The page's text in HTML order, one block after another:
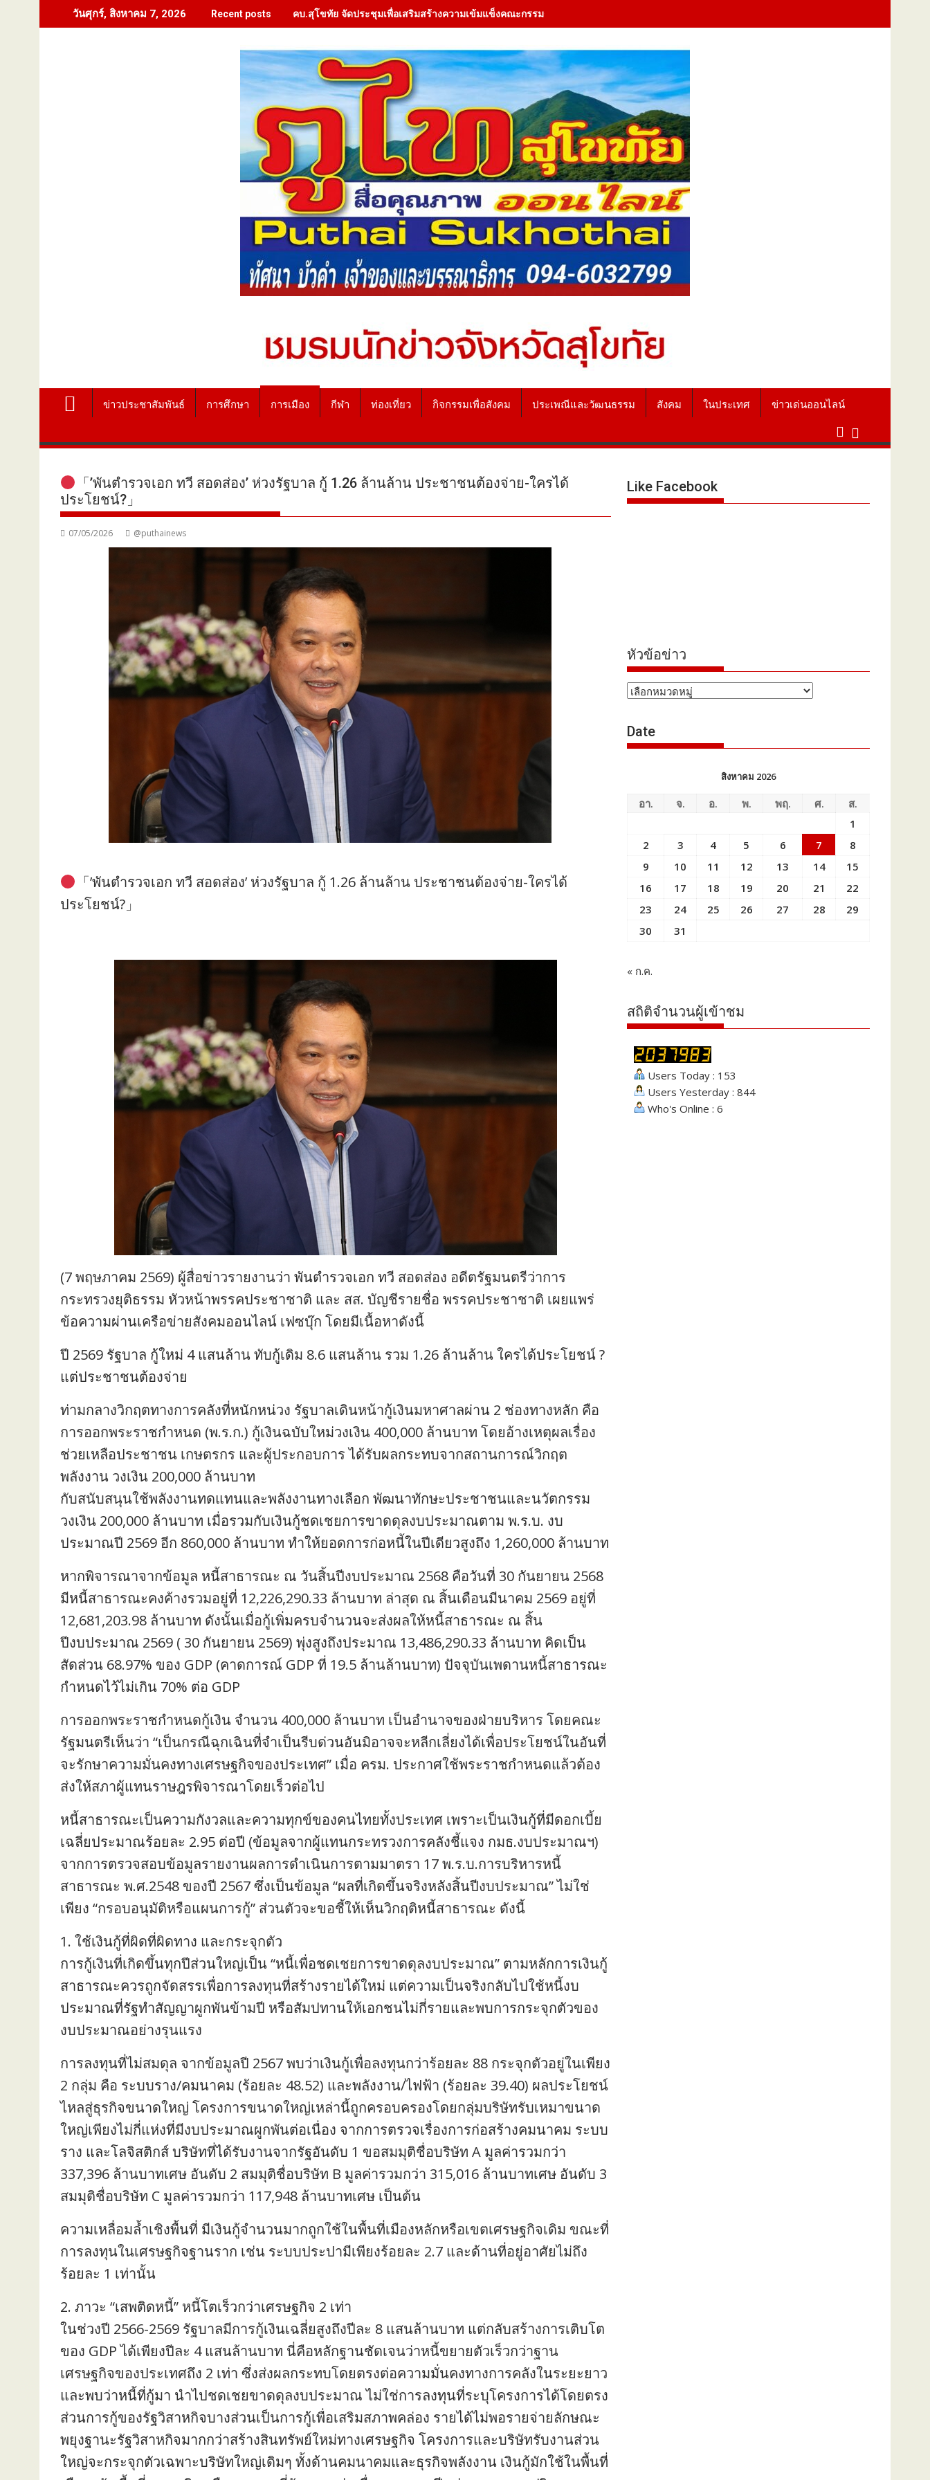
to
วันศุกร์, สิงหาคม 7, 2026 Recent posts คบ.สุโขทัย จัดประชุมเพื่อเสริมสร้างความเข้มแข็งคณะกรรมการ (JMC) ในการบริหารจัดการน้ำชลประทานของโครงการ ประจำปึงบประมาณ พ.ศ. 2569
ข่าวประชาสัมพันธ์ การศึกษา การเมือง กีฬา ท่องเที่ยว กิจกรรมเพื่อสังคม ประเพณีและวัฒนธรรม สังคม ในประเทศ ข่าวเด่นออนไลน์
「’พันตำรวจเอก ทวี สอดส่อง’ ห่วงรัฐบาล กู้ 1.26 ล้านล้าน ประชาชนต้องจ่าย-ใครได้
ประโยชน์?」
07/05/2026 @puthainews
「’พันตำรวจเอก ทวี สอดส่อง’ ห่วงรัฐบาล กู้ 1.26 ล้านล้าน ประชาชนต้องจ่าย-ใครได้
ประโยชน์?」
(7 พฤษภาคม 2569) ผู้สื่อข่าวรายงานว่า พันตำรวจเอก ทวี สอดส่อง อดีตรัฐมนตรีว่าการ
กระทรวงยุติธรรม หัวหน้าพรรคประชาชาติ และ สส. บัญชีรายชื่อ พรรคประชาชาติ เผยแพร่
ข้อความผ่านเครือข่ายสังคมออนไลน์ เฟซบุ๊ก โดยมีเนื้อหาดังนี้
ปี 2569 รัฐบาล กู้ใหม่ 4 แสนล้าน ทับกู้เดิม 8.6 แสนล้าน รวม 1.26 ล้านล้าน ใครได้ประโยชน์ ?
แต่ประชาชนต้องจ่าย
ท่ามกลางวิกฤตทางการคลังที่หนักหน่วง รัฐบาลเดินหน้ากู้เงินมหาศาลผ่าน 2 ช่องทางหลัก คือ
การออกพระราชกำหนด (พ.ร.ก.) กู้เงินฉบับใหม่วงเงิน 400,000 ล้านบาท โดยอ้างเหตุผลเรื่อง
ช่วยเหลือประชาชน เกษตรกร และผู้ประกอบการ ได้รับผลกระทบจากสถานการณ์วิกฤต
พลังงาน วงเงิน 200,000 ล้านบาท
กับสนับสนุนใช้พลังงานทดแทนและพลังงานทางเลือก พัฒนาทักษะประชาชนและนวัตกรรม
วงเงิน 200,000 ล้านบาท เมื่อรวมกับเงินกู้ชดเชยการขาดดุลงบประมาณตาม พ.ร.บ. งบ
ประมาณปี 2569 อีก 860,000 ล้านบาท ทำให้ยอดการก่อหนี้ในปีเดียวสูงถึง 1,260,000 ล้านบาท
หากพิจารณาจากข้อมูล หนี้สาธารณะ ณ วันสิ้นปีงบประมาณ 2568 คือวันที่ 30 กันยายน 2568
มีหนี้สาธารณะคงค้างรวมอยู่ที่ 12,226,290.33 ล้านบาท ล่าสุด ณ สิ้นเดือนมีนาคม 2569 อยู่ที่
12,681,203.98 ล้านบาท ดังนั้นเมื่อกู้เพิ่มครบจำนวนจะส่งผลให้หนี้สาธารณะ ณ สิ้น
ปีงบประมาณ 2569 ( 30 กันยายน 2569) พุ่งสูงถึงประมาณ 13,486,290.33 ล้านบาท คิดเป็น
สัดส่วน 68.97% ของ GDP (คาดการณ์ GDP ที่ 19.5 ล้านล้านบาท) ปัจจุบันเพดานหนี้สาธารณะ
กำหนดไว้ไม่เกิน 70% ต่อ GDP
การออกพระราชกำหนดกู้เงิน จำนวน 400,000 ล้านบาท เป็นอำนาจของฝ่ายบริหาร โดยคณะ
รัฐมนตรีเห็นว่า “เป็นกรณีฉุกเฉินที่จำเป็นรีบด่วนอันมิอาจจะหลีกเลี่ยงได้เพื่อประโยชน์ในอันที่
จะรักษาความมั่นคงทางเศรษฐกิจของประเทศ” เมื่อ ครม. ประกาศใช้พระราชกำหนดแล้วต้อง
ส่งให้สภาผู้แทนราษฎรพิจารณาโดยเร็วต่อไป
หนี้สาธารณะเป็นความกังวลและความทุกข์ของคนไทยทั้งประเทศ เพราะเป็นเงินกู้ที่มีดอกเบี้ย
เฉลี่ยประมาณร้อยละ 2.95 ต่อปี (ข้อมูลจากผู้แทนกระทรวงการคลังชี้แจง กมธ.งบประมาณฯ)
จากการตรวจสอบข้อมูลรายงานผลการดำเนินการตามมาตรา 17 พ.ร.บ.การบริหารหนี้
สาธารณะ พ.ศ.2548 ของปี 2567 ซึ่งเป็นข้อมูล “ผลที่เกิดขึ้นจริงหลังสิ้นปีงบประมาณ” ไม่ใช่
เพียง “กรอบอนุมัติหรือแผนการกู้” ส่วนตัวจะขอชี้ให้เห็นวิกฤติหนี้สาธารณะ ดังนี้
1. ใช้เงินกู้ที่ผิดที่ผิดทาง และกระจุกตัว
การกู้เงินที่เกิดขึ้นทุกปีส่วนใหญ่เป็น “หนี้เพื่อชดเชยการขาดดุลงบประมาณ” ตามหลักการเงินกู้
สาธารณะควรถูกจัดสรรเพื่อการลงทุนที่สร้างรายได้ใหม่ แต่ความเป็นจริงกลับไปใช้หนี้งบ
ประมาณที่รัฐทำสัญญาผูกพันข้ามปี หรือสัมปทานให้เอกชนไม่กี่รายและพบการกระจุกตัวของ
งบประมาณอย่างรุนแรง
การลงทุนที่ไม่สมดุล จากข้อมูลปี 2567 พบว่าเงินกู้เพื่อลงทุนกว่าร้อยละ 88 กระจุกตัวอยู่ในเพียง
2 กลุ่ม คือ ระบบราง/คมนาคม (ร้อยละ 48.52) และพลังงาน/ไฟฟ้า (ร้อยละ 39.40) ผลประโยชน์
ไหลสู่ธุรกิจขนาดใหญ่ โครงการขนาดใหญ่เหล่านี้ถูกครอบครองโดยกลุ่มบริษัทรับเหมาขนาด
ใหญ่เพียงไม่กี่แห่งที่มีงบประมาณผูกพันต่อเนื่อง จากการตรวจเรื่องการก่อสร้างคมนาคม ระบบ
ราง และโลจิสติกส์ บริษัทที่ได้รับงานจากรัฐอันดับ 1 ขอสมมุติชื่อบริษัท A มูลค่ารวมกว่า
337,396 ล้านบาทเศษ อันดับ 2 สมมุติชื่อบริษัท B มูลค่ารวมกว่า 315,016 ล้านบาทเศษ อันดับ 3
สมมุติชื่อบริษัท C มูลค่ารวมกว่า 117,948 ล้านบาทเศษ เป็นต้น
ความเหลื่อมล้ำเชิงพื้นที่ มีเงินกู้จำนวนมากถูกใช้ในพื้นที่เมืองหลักหรือเขตเศรษฐกิจเดิม ขณะที่
การลงทุนในเศรษฐกิจฐานราก เช่น ระบบประปามีเพียงร้อยละ 2.7 และด้านที่อยู่อาศัยไม่ถึง
ร้อยละ 1 เท่านั้น
2. ภาวะ “เสพติดหนี้” หนี้โตเร็วกว่าเศรษฐกิจ 2 เท่า
ในช่วงปี 2566-2569 รัฐบาลมีการกู้เงินเฉลี่ยสูงถึงปีละ 8 แสนล้านบาท แต่กลับสร้างการเติบโต
ของ GDP ได้เพียงปีละ 4 แสนล้านบาท นี่คือหลักฐานชัดเจนว่าหนี้ขยายตัวเร็วกว่าฐาน
เศรษฐกิจของประเทศถึง 2 เท่า ซึ่งส่งผลกระทบโดยตรงต่อความมั่นคงทางการคลังในระยะยาว
และพบว่าหนี้ที่กู้มา นำไปชดเชยขาดดุลงบประมาณ ไม่ใช่การลงทุนที่ระบุโครงการได้โดยตรง
ส่วนการกู้ของรัฐวิสาหกิจบางส่วนเป็นการกู้เพื่อเสริมสภาพคล่อง รายได้ไม่พอรายจ่ายลักษณะ
พยุงฐานะรัฐวิสาหกิจมากกว่าสร้างสินทรัพย์ใหม่ทางเศรษฐกิจ โครงการและบริษัทรับงานส่วน
ใหญ่จะกระจุกตัวเฉพาะบริษัทใหญ่เดิมๆ ทั้งด้านคมนาคมและธุรกิจพลังงาน เงินกู้มักใช้ในพื้นที่
Like Facebook
หัวข้อข่าว
หัวข้อ
Date
สิงหาคม 2026
อา. จ. อ. พ. พฤ. ศ.
ส.
1
2
3 4 5 6 7
8
9
10 11 12 13 14
15
16
17 18 19 20 21
22
23
24 25 26 27 28
29
30
31
« ก.ค.
สถิติจำนวนผู้เข้าชม
Users Today : 153
Users Yesterday : 844
Who's Online : 6